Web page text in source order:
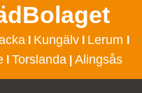
I KungälvI Lerum
Torslanda Alingsås